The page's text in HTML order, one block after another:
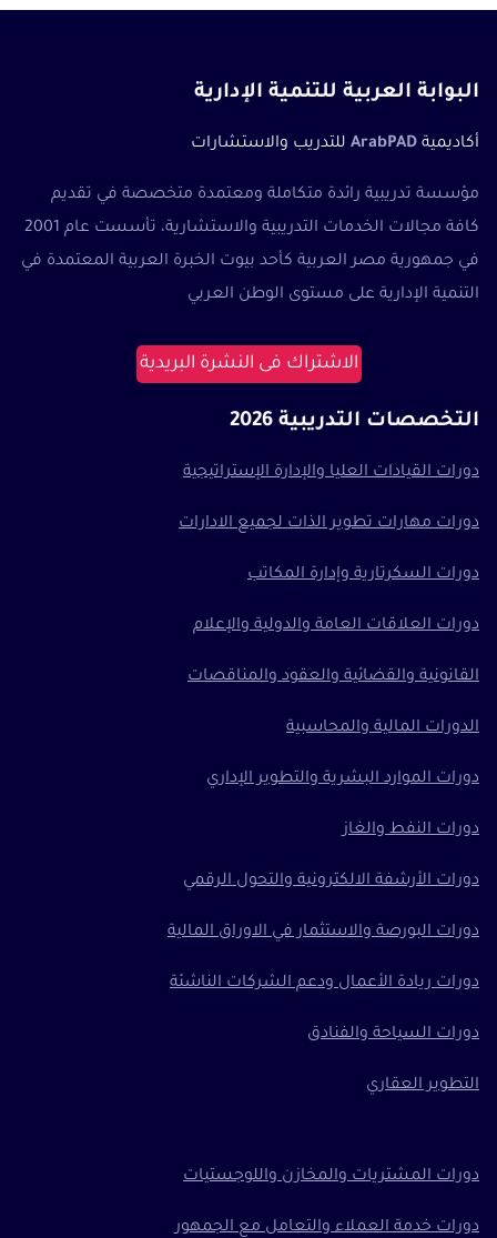
البوابة العربية للتنمية الإدارية
أكاديمية ArabPAD للتدريب والاستشارات
مؤسسة تدريبية رائدة متكاملة ومعتمدة متخصصة في تقديم
كافة مجالات الخدمات التدريبية والاستشارية، تأسست عام 2001
في جمهورية مصر العربية كأحد بيوت الخبرة العربية المعتمدة في
التنمية الإدارية على مستوى الوطن العربي
الاشتراك فى النشرة البريدية
التخصصات التدريبية 2026
دورات القيادات العليا والإدارة الإستراتيجية
دورات مهارات تطوير الذات لجميع الادارات
دورات السكرتارية وإدارة المكاتب
دورات العلاقات العامة والدولية والإعلام
القانونية والقضائية والعقود والمناقصات
الدورات المالية والمحاسبية
دورات الموارد البشرية والتطوير الإداري
دورات النفط والغاز
دورات الأرشفة الالكترونية والتحول الرقمي
دورات البورصة والاستثمار في الاوراق المالية
دورات ريادة الأعمال ودعم الشركات الناشئة
دورات السياحة والفنادق
التطوير العقاري
دورات المشتريات والمخازن واللوجستيات
دورات خدمة العملاء والتعامل مع الجمهور